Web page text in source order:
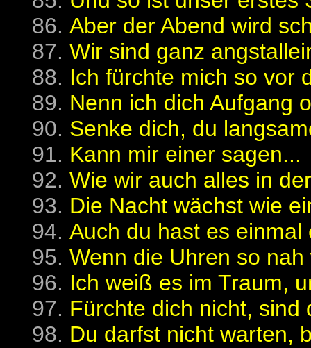
Aber der Abend wird
Wir sind ganz
Ich fürchte mich so vor
Nenn ich dich Aufgang
Senke dich, du
Kann mir einer sagen...
Wie wir auch alles in
Die Nacht wächst wie
Auch du hast es einmal
Wenn die Uhren so
Ich weiß es im Traum,
Fürchte dich nicht, sind
Du darfst nicht warten,